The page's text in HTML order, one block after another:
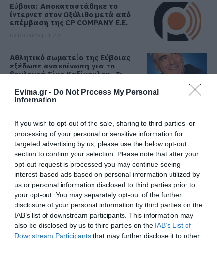
Evima.gr - Do Not Process My Personal
Information
If you wish to opt-out of the sale, sharing to third parties, or
processing of your personal or sensitive information for
targeted advertising by us, please use the below opt-out
section to confirm your selection. Please note that after your
opt-out request is processed you may continue seeing
interest-based ads based on personal information utilized by
us or personal information disclosed to third parties prior to
your opt-out. You may separately opt-out of the further
disclosure of your personal information by third parties on the
IAB’s list of downstream participants. This information may
also be disclosed by us to third parties on the IAB’s List of
Downstream Participants that may further disclose it to other
Εύβοια: Αποκαταστάθηκε το
ίντερνετ στον Οξύλιθο μετά από
επέμβαση της CP COMPANY Ε.Ε.
Αθλητικό σωματείο της Εύβοιας
εξέδωσε ανακοίνωση για το
βουλευτή Σίμο Κεδίκογλου- Τι
08.08.2026 | 11:00
ανάπλασης παραλίας – Η
καταγγελία που προκαλεί
αντιδράσεις
08.08.2026 | 10:20
Χωρίς Internet τώρα αυτό το
χωριό της Εύβοιας
08.08.2026 | 10:00
Εύβοια: Διακοπή ρεύματος αύριο
πολλές περιοχές- Πίνακας